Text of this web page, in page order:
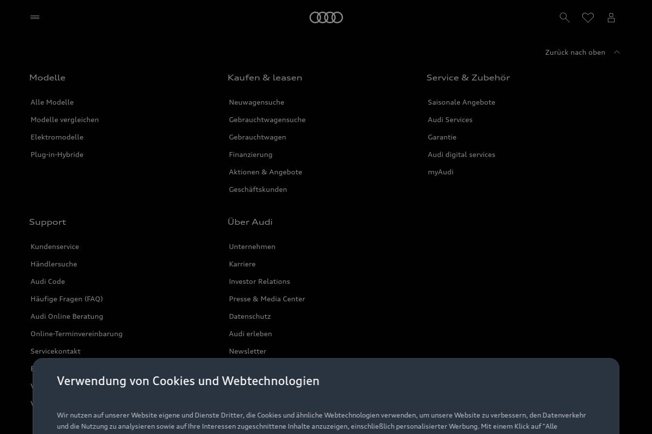
Zurück nach oben
Modelle
Alle Modelle
Modelle vergleichen
Elektromodelle
Plug-in-Hybride
Kaufen & leasen
Neuwagensuche
Gebrauchtwagensuche
Gebrauchtwagen
Finanzierung
Aktionen & Angebote
Geschäftskunden
Service & Zubehör
Saisonale Angebote
Audi Services
Garantie
Audi digital services
myAudi
Support
Kundenservice
Händlersuche
Audi Code
Häufige Fragen (FAQ)
Audi Online Beratung
Online-Terminvereinbarung
Servicekontakt
Bordbuch & Bedienungsanleitungen
Verträge kündigen
Vertrag widerrufen
Über Audi
Unternehmen
Karriere
Investor Relations
Presse & Media Center
Datenschutz
Audi erleben
Newsletter
Verwendung von Cookies und Webtechnologien
Wir nutzen auf unserer Website eigene und Dienste Dritter, die Cookies und ähnliche Webtechnologien verwenden, um unsere Website zu verbessern, den Datenverkehr
und die Nutzung zu analysieren sowie auf Ihre Interessen zugeschnittene Inhalte anzuzeigen, einschließlich personalisierter Werbung. Mit einem Klick auf "Alle